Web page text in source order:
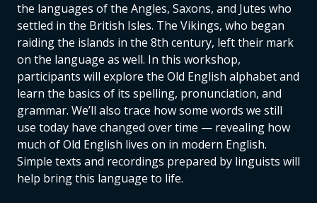
the languages of the Angles, Saxons, and Jutes who
settled in the British Isles. The Vikings, who began
raiding the islands in the 8th century, left their mark
on the language as well. In this workshop,
participants will explore the Old English alphabet and
learn the basics of its spelling, pronunciation, and
grammar. We’ll also trace how some words we still
use today have changed over time — revealing how
much of Old English lives on in modern English.
Simple texts and recordings prepared by linguists will
help bring this language to life.